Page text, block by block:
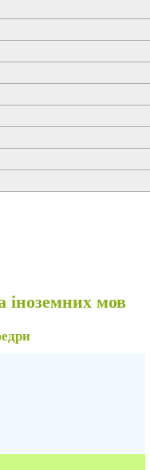
іноземних мов